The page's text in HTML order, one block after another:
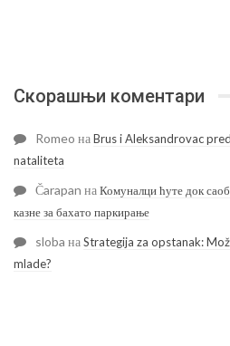
Скорашњи коментари
Romeo наBrus i Aleksandrovac
nataliteta
Čarapan наКомуналци ћуте док
казне за бахато паркирање
sloba наStrategija za opstanak:
mlade?